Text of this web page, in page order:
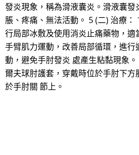
發炎現象，稱為滑液囊炎。滑液囊發
脹、疼痛、無法活動。 5 (二) 治療：
行局部冰敷及使用消炎止痛藥物，適
手臂肌力運動，改善局部循環，進
動，避免手肘發炎 處產生粘黏現象
爾夫球肘護套，穿戴時位於手肘下
於手肘關 節上。